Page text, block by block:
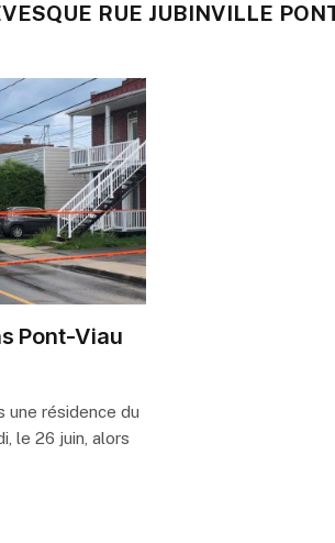
RUE JUBINVILLE
Pont-Viau
une résidence du
le 26 juin, alors